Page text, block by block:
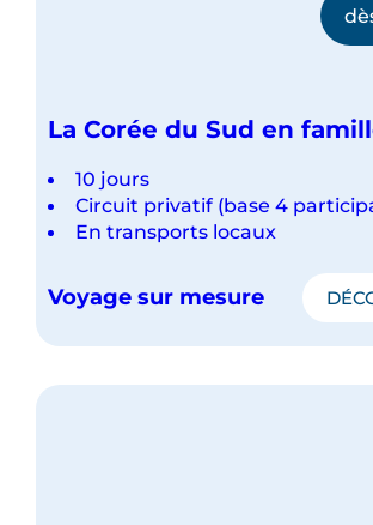
La Corée du Sud en
10 jours
Circuit privatif (base 4
En transports locaux
Voyage sur mesure